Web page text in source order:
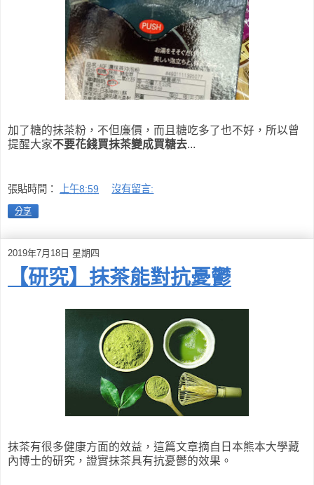
加了糖的抹茶粉，不但廉價，而且糖吃多了也不好，所以曾
提醒大家不要花錢買抹茶變成買糖去...
張貼時間： 上午8:59 沒有留言:
分享
2019年7月18日 星期四
【研究】抹茶能對抗憂鬱
抹茶有很多健康方面的效益，這篇文章摘自日本熊本大學藏
內博士的研究，證實抹茶具有抗憂鬱的效果。